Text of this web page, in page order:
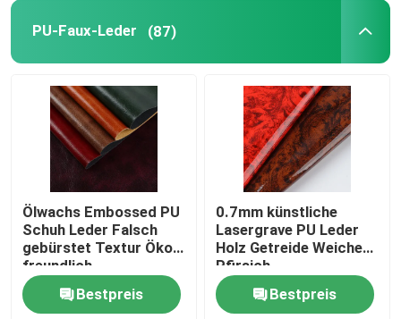
PU-Faux-Leder (87)
Ölwachs Embossed PU
Schuh Leder Falsch
gebürstet Textur Öko-
freundlich
Bestpreis
0.7mm künstliche
Lasergrave PU Leder
Holz Getreide Weiches
Pfirsich
Bestpreis